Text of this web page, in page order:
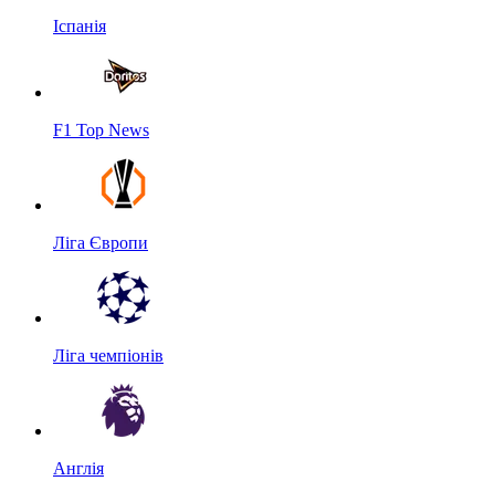
Іспанія
F1 Top News
Ліга Європи
Ліга чемпіонів
Англія